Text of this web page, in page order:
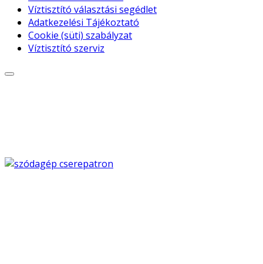
Víztisztító választási segédlet
Adatkezelési Tájékoztató
Cookie (süti) szabályzat
Víztisztító szerviz